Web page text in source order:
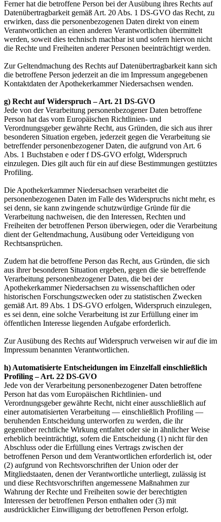
Ferner hat die betroffene Person bei der Ausübung ihres Rechts auf
Datenübertragbarkeit gemäß Art. 20 Abs. 1 DS-GVO das Recht, zu
erwirken, dass die personenbezogenen Daten direkt von einem
Verantwortlichen an einen anderen Verantwortlichen übermittelt
werden, soweit dies technisch machbar ist und sofern hiervon nicht
die Rechte und Freiheiten anderer Personen beeinträchtigt werden.
Zur Geltendmachung des Rechts auf Datenübertragbarkeit kann sich
die betroffene Person jederzeit an die im Impressum angegebenen
Kontaktdaten der Apothekerkammer Niedersachsen wenden.
g) Recht auf Widerspruch – Art. 21 DS-GVO
Jede von der Verarbeitung personenbezogener Daten betroffene
Person hat das vom Europäischen Richtlinien- und
Verordnungsgeber gewährte Recht, aus Gründen, die sich aus ihrer
besonderen Situation ergeben, jederzeit gegen die Verarbeitung sie
betreffender personenbezogener Daten, die aufgrund von Art. 6
Abs. 1 Buchstaben e oder f DS-GVO erfolgt, Widerspruch
einzulegen. Dies gilt auch für ein auf diese Bestimmungen gestütztes
Profiling.
Die Apothekerkammer Niedersachsen verarbeitet die
personenbezogenen Daten im Falle des Widerspruchs nicht mehr, es
sei denn, sie kann zwingende schutzwürdige Gründe für die
Verarbeitung nachweisen, die den Interessen, Rechten und
Freiheiten der betroffenen Person überwiegen, oder die Verarbeitung
dient der Geltendmachung, Ausübung oder Verteidigung von
Rechtsansprüchen.
Zudem hat die betroffene Person das Recht, aus Gründen, die sich
aus ihrer besonderen Situation ergeben, gegen die sie betreffende
Verarbeitung personenbezogener Daten, die bei der
Apothekerkammer Niedersachsen zu wissenschaftlichen oder
historischen Forschungszwecken oder zu statistischen Zwecken
gemäß Art. 89 Abs. 1 DS-GVO erfolgen, Widerspruch einzulegen,
es sei denn, eine solche Verarbeitung ist zur Erfüllung einer im
öffentlichen Interesse liegenden Aufgabe erforderlich.
Zur Ausübung des Rechts auf Widerspruch verweisen wir auf die im
Impressum benannten Verantwortlichen.
h) Automatisierte Entscheidungen im Einzelfall einschließlich
Profiling – Art. 22 DS-GVO
Jede von der Verarbeitung personenbezogener Daten betroffene
Person hat das vom Europäischen Richtlinien- und
Verordnungsgeber gewährte Recht, nicht einer ausschließlich auf
einer automatisierten Verarbeitung — einschließlich Profiling —
beruhenden Entscheidung unterworfen zu werden, die ihr
gegenüber rechtliche Wirkung entfaltet oder sie in ähnlicher Weise
erheblich beeinträchtigt, sofern die Entscheidung (1) nicht für den
Abschluss oder die Erfüllung eines Vertrags zwischen der
betroffenen Person und dem Verantwortlichen erforderlich ist, oder
(2) aufgrund von Rechtsvorschriften der Union oder der
Mitgliedstaaten, denen der Verantwortliche unterliegt, zulässig ist
und diese Rechtsvorschriften angemessene Maßnahmen zur
Wahrung der Rechte und Freiheiten sowie der berechtigten
Interessen der betroffenen Person enthalten oder (3) mit
ausdrücklicher Einwilligung der betroffenen Person erfolgt.